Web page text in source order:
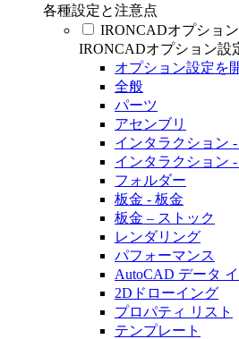
各種設定と注意点
IRONCADオプショ
IRONCADオプション設
オプション設定を
全般
パーツ
アセンブリ
インタラクション
インタラクション
フォルダー
板金 - 板金
板金 – ストック
レンダリング
パフォーマンス
AutoCAD データ
2Dドローイング
プロパティ リスト
テンプレート